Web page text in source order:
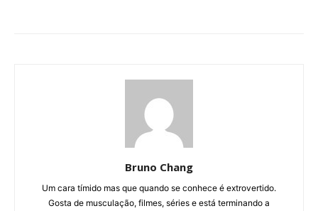
Bruno Chang
Um cara tímido mas que quando se conhece é extrovertido.
Gosta de musculação, filmes, séries e está terminando a